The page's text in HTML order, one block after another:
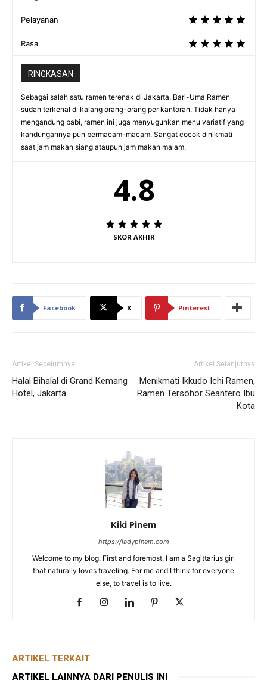
Pelayanan
Rasa
RINGKASAN
Sebagai salah satu ramen terenak di Jakarta, Bari-Uma Ramen
sudah terkenal di kalang orang-orang per kantoran. Tidak hanya
mengandung babi, ramen ini juga menyuguhkan menu variatif yang
kandungannya pun bermacam-macam. Sangat cocok dinikmati
saat jam makan siang ataupun jam makan malam.
4.8
SKOR AKHIR
Facebook X Pinterest
Artikel Sebelumnya
Halal Bihalal di Grand Kemang
Hotel, Jakarta
Artikel Selanjutnya
Menikmati Ikkudo Ichi Ramen,
Ramen Tersohor Seantero Ibu
Kota
Kiki Pinem
https://ladypinem.com
Welcome to my blog. First and foremost, I am a Sagittarius girl
that naturally loves traveling. For me and I think for everyone
else, to travel is to live.
ARTIKEL TERKAIT
ARTIKEL LAINNYA DARI PENULIS INI